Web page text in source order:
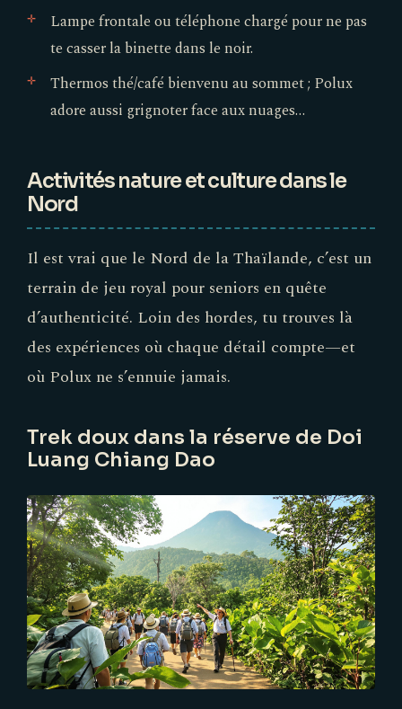
Lampe frontale ou téléphone chargé pour ne pas
te casser la binette dans le noir.
Thermos thé/café bienvenu au sommet ; Polux
adore aussi grignoter face aux nuages…
Activités nature et culture dans le
Nord
Il est vrai que le Nord de la Thaïlande, c’est un
terrain de jeu royal pour seniors en quête
d’authenticité. Loin des hordes, tu trouves là
des expériences où chaque détail compte—et
où Polux ne s’ennuie jamais.
Trek doux dans la réserve de Doi
Luang Chiang Dao